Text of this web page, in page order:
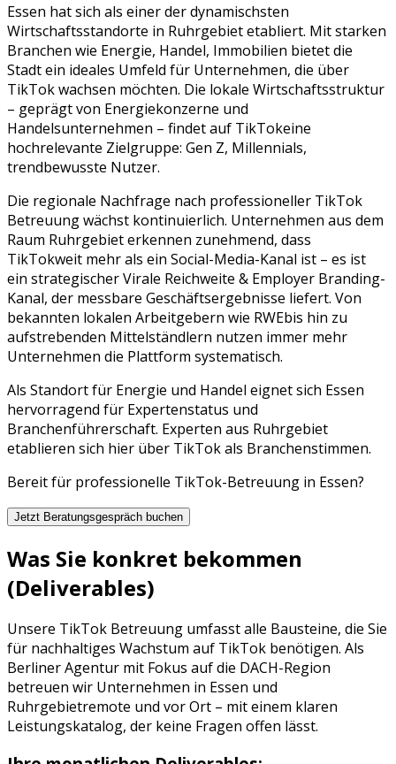
Essen hat sich als einer der dynamischsten
Wirtschaftsstandorte in Ruhrgebietetabliert. Mit starken
Branchen wie Energie, Handel, Immobilien bietet die
Stadt ein ideales Umfeld für Unternehmen, die über
TikTokwachsen möchten. Die lokale Wirtschaftsstruktur
– geprägt von Energiekonzerne und
Handelsunternehmen – findet auf TikTokeine
hochrelevante Zielgruppe: Gen Z, Millennials,
trendbewusste Nutzer.
Die regionale Nachfrage nach professioneller TikTok
Betreuungwächst kontinuierlich. Unternehmen aus dem
Raum Ruhrgebieterkennen zunehmend, dass
TikTokweit mehr als ein Social-Media-Kanal ist – es ist
ein strategischerVirale Reichweite & Employer Branding-
Kanal, der messbare Geschäftsergebnisse liefert. Von
bekannten lokalen Arbeitgebern wie RWEbis hin zu
aufstrebenden Mittelständlern nutzen immer mehr
Unternehmen die Plattform systematisch.
Als Standort für Energie und Handel eignet sich Essen
hervorragend für Expertenstatus und
Branchenführerschaft. Experten aus Ruhrgebiet
etablieren sich hier über TikTok als Branchenstimmen.
Bereit für professionelle TikTok-Betreuung in Essen?
Jetzt Beratungsgespräch buchen
Was Sie konkret bekommen
(Deliverables)
Unsere TikTok Betreuung umfasst alle Bausteine, die Sie
für nachhaltiges Wachstum auf TikTok benötigen. Als
Berliner Agentur mit Fokus auf die DACH-Region
betreuen wir Unternehmen in Essen und
Ruhrgebietremote und vor Ort – mit einem klaren
Leistungskatalog, der keine Fragen offen lässt.